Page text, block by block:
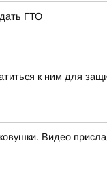
ГТО
к ним для
Видео